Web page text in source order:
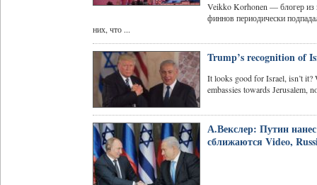
Veikko Korhonen — блогер из
финнов периодически
них, что ...
Trump’s recognition of
It looks good for Israel, isn’t
embassies towards Jerusalem,
А.Векслер: Путин
сближаются Video,